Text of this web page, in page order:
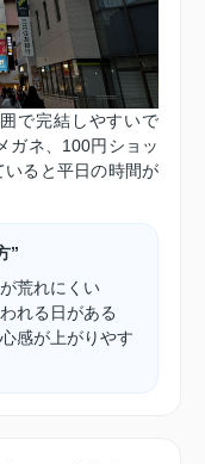
で完結しやすいで
ガネ、100円ショッ
ると平日の時間が
”
荒れにくい
れる日がある
感が上がりやす